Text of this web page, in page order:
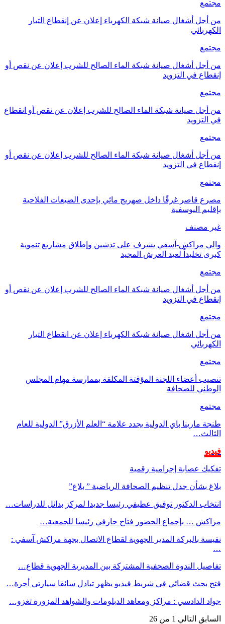
مجتمع
من أجل أشغال صيانة شبكة الكهرباء إعلان عن إنقطاع التيار
الكهربائي
مجتمع
من أجل أشغال صيانة شبكة الماء الصالح للشرب إعلان عن نقص أو
إنقطاع في التزويد
مجتمع
من أجل صيانة شبكة الماء الصالح للشرب إعلان عن نقص أو انقطاع
في التزويد
مجتمع
من أجل أشغال صيانة شبكة الماء الصالح للشرب إعلان عن نقص أو
إنقطاع في التزويد
مجتمع
مصرع قاصر غرقًا داخل صهريج مائي بإحدى الضيعات الفلاحية
بإقليم اليوسفية
غير مصنف
والي مراكش-آسفي يشرف على تدشين وإطلاق مشاريع تنموية
كبرى تخليداً لعيد العرش المجيد
مجتمع
من أجل أشغال صيانة شبكة الماء الصالح للشرب إعلان عن نقص أو
إنقطاع في التزويد
مجتمع
من أجل اشغال صيانة شبكة الكهرباء إعلان عن انقطاع التيار
الكهربائي
مجتمع
تنصيب أعضاء اللجنة المؤقتة المكلفة بممارسة مهام المجلس
الوطني للصحافة
مجتمع
طنجة مارينا باي الدولية يجدد علامة “العلم الأزرق” الدولية للعام
الثالث…
فيديو
تفكيك عصابة إجرامية رقمية
بلاغ بشأن جدل تنظيم الصحافة الرياضية ” بلاغ”
انتخاب الدكتور توفيق عطيفي رئيسا جديدا لمركز بدائل للدراسات…
مراكش … بإجماع الحضور فتاح حارفي رئيسا للجمعية…
نفيسة بالبركة المدير الجهوية لقطاع الاتصال بجهة مراكش آسفي :
…
تفاصيل الندوة الصحفية المشتركة بين المديرية الجهوية قطاع…
فتح بحث قضائي في شريط فيديو يظهر تبادل سائقا سيارتي أجرة…
جواد الدادسي : مراكز ومعاهد الدبلومات والشواهد المزورة تغزو…
السابق التالي 1 من 26